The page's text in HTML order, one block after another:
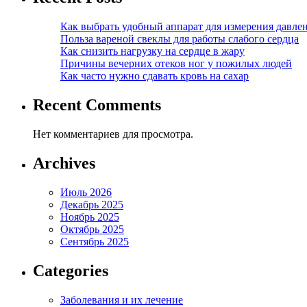
Как выбрать удобный аппарат для измерения
Польза вареной свеклы для работы слабого сердца
Как снизить нагрузку на сердце в жару
Причины вечерних отеков ног у пожилых людей
Как часто нужно сдавать кровь на сахар
Recent Comments
Нет комментариев для просмотра.
Archives
Июль 2026
Декабрь 2025
Ноябрь 2025
Октябрь 2025
Сентябрь 2025
Categories
Заболевания и их лечение